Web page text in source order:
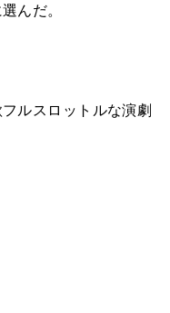
んだ。
ルスロットルな演劇